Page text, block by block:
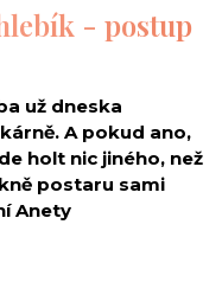
- postup
už dneska
A pokud ano,
holt nic jiného, než
postaru sami
Anety